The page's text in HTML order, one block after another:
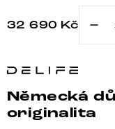
32 690 Kč
cm
akácie
Německá
originalita